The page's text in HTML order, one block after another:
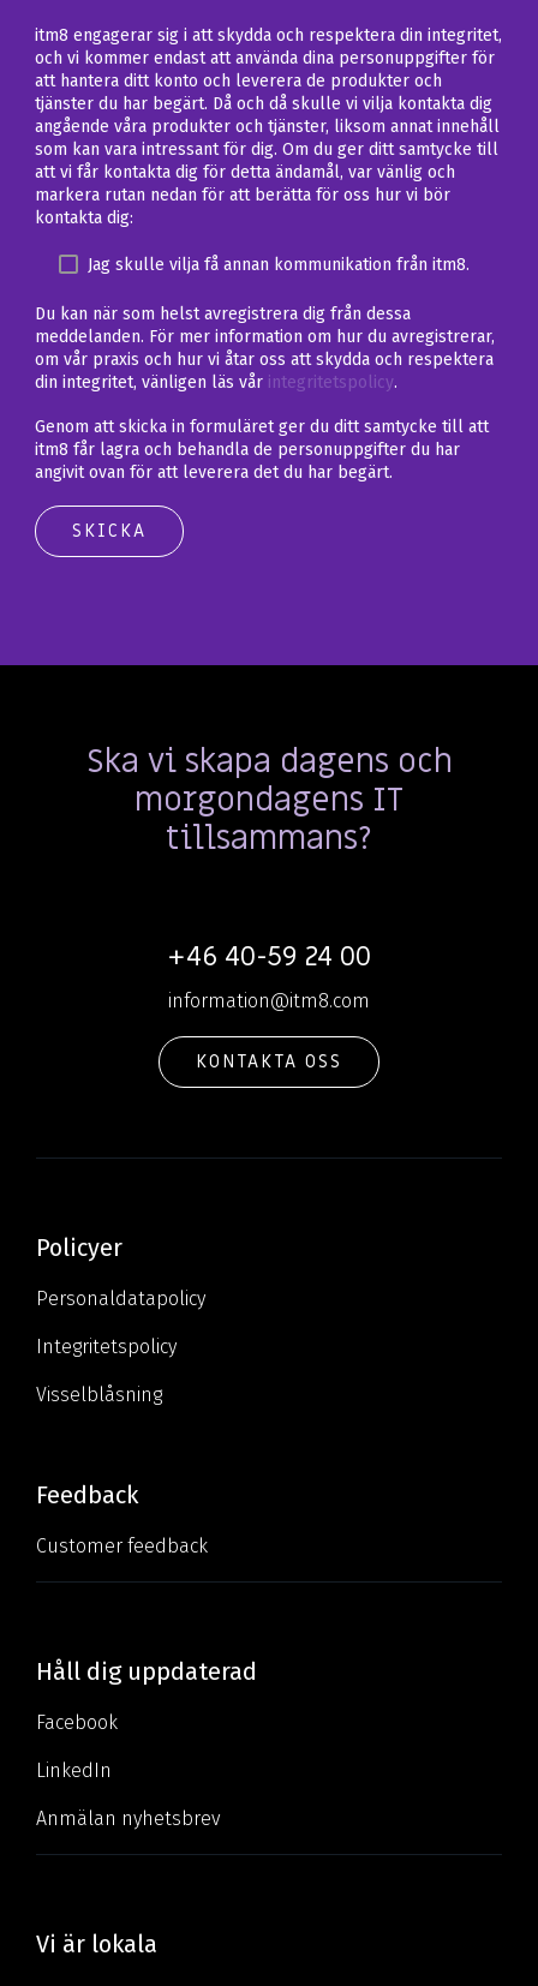
itm8 engagerar sig i att skydda och respektera din integritet,
och vi kommer endast att använda dina personuppgifter för
att hantera ditt konto och leverera de produkter och
tjänster du har begärt. Då och då skulle vi vilja kontakta dig
angående våra produkter och tjänster, liksom annat innehåll
som kan vara intressant för dig. Om du ger ditt samtycke till
att vi får kontakta dig för detta ändamål, var vänlig och
markera rutan nedan för att berätta för oss hur vi bör
kontakta dig:
Jag skulle vilja få annan kommunikation från itm8.
Du kan när som helst avregistrera dig från dessa
meddelanden. För mer information om hur du avregistrerar,
om vår praxis och hur vi åtar oss att skydda och respektera
din integritet, vänligen läs vår integritetspolicy.
Genom att skicka in formuläret ger du ditt samtycke till att
itm8 får lagra och behandla de personuppgifter du har
angivit ovan för att leverera det du har begärt.
Ska vi skapa dagens och
morgondagens IT
tillsammans?
+46 40-59 24 00
information@itm8.com
KONTAKTA OSS
Policyer
Personaldatapolicy
Integritetspolicy
Visselblåsning
Feedback
Customer feedback
Håll dig uppdaterad
Facebook
LinkedIn
Anmälan nyhetsbrev
Vi är lokala